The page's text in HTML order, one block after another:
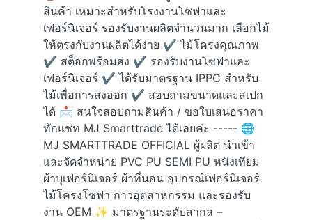
สินค้า เหมาะสำหรับโรงงานโซฟาและ
เฟอร์นิเจอร์ รองรับงานผลิตจำนวนมาก เลือกไม้
ให้ตรงกับงานผลิตได้ง่าย ✔ ไม้โครงคุณภาพ
✔ สต็อกพร้อมส่ง ✔ รองรับงานโซฟาและ
เฟอร์นิเจอร์ ✔ ได้รับมาตรฐาน IPPC สำหรับ
ไม้เพื่อการส่งออก ✔ สอบถามขนาดและสเปก
ได้ 📩 สนใจสอบถามสินค้า / ขอใบเสนอราคา
ทักแชท MJ Smarttrade ได้เลยค่ะ ----- 🌐
MJ SMARTTRADE OFFICIAL ผู้ผลิต นำเข้า
และจัดจำหน่าย PVC PU SEMI PU หนังเทียม
ผ้าบุเฟอร์นิเจอร์ ผ้าที่นอน อุปกรณ์เฟอร์นิเจอร์
ไม้โครงโซฟา กาวอุตสาหกรรม และรองรับ
งาน OEM ✨ มาตรฐานระดับสากล –